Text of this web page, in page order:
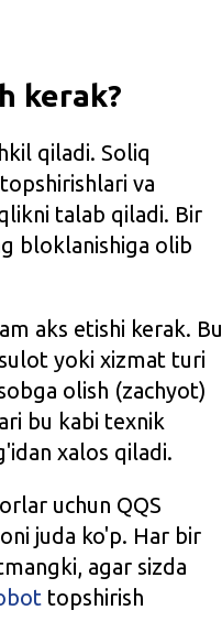
kerak?
qiladi. Soliq
va
talab qiladi. Bir
bloklanishiga olib
aks etishi kerak. Bu
yoki xizmat turi
olish (zachyot)
bu kabi texnik
xalos qiladi.
uchun QQS
juda ko'p. Har bir
agar sizda
topshirish